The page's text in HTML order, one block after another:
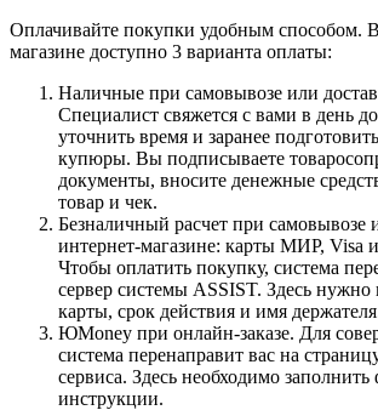
Оплачивайте покупки удобным способом.
магазине доступно 3 варианта оплаты:
Наличные при самовывозе или
Специалист свяжется с вами в день
уточнить время и заранее
купюры. Вы подписываете
документы, вносите денежные
товар и чек.
Безналичный расчет при самовывозе
интернет-магазине: карты МИР, Visa
Чтобы оплатить покупку, система
сервер системы ASSIST. Здесь нужно
карты, срок действия и имя
ЮMoney при онлайн-заказе. Для
система перенаправит вас на
сервиса. Здесь необходимо
инструкции.